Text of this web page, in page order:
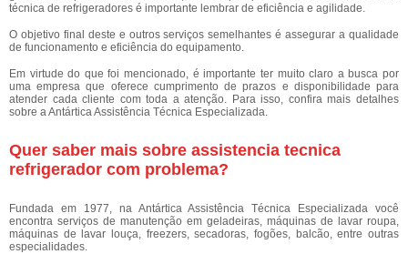
técnica de refrigeradores é importante lembrar de eficiência e agilidade.
O objetivo final deste e outros serviços semelhantes é assegurar a qualidade
de funcionamento e eficiência do equipamento.
Em virtude do que foi mencionado, é importante ter muito claro a busca por
uma empresa que oferece cumprimento de prazos e disponibilidade para
atender cada cliente com toda a atenção. Para isso, confira mais detalhes
sobre a Antártica Assistência Técnica Especializada.
Quer saber mais sobre assistencia tecnica
refrigerador com problema?
Fundada em 1977, na Antártica Assistência Técnica Especializada você
encontra serviços de manutenção em geladeiras, máquinas de lavar roupa,
máquinas de lavar louça, freezers, secadoras, fogões, balcão, entre outras
especialidades.